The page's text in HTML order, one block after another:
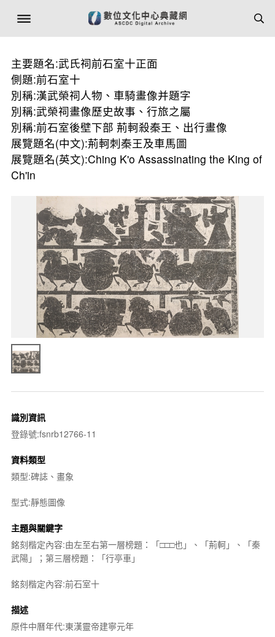
主要題名:武氏祠前石室十正面
側題:前石室十
別稱:漢武榮祠人物、車騎畫像并題字
別稱:武榮祠畫像歷史故事、行旅之屬
別稱:前石室後壁下部 荊軻殺秦王、出行畫像
展覽題名(中文):荊軻刺秦王及車馬圖
展覽題名(英文):Ching K'o Assassinating the King of
Ch'in
識別資訊
登錄號:fsnrb12766-11
資料類型
類型:碑誌、畫象
型式:靜態圖像
主題與關鍵字
銘刻楷定內容:由左至右第一層榜題：「□□□也」、「荊軻」、「秦
武陽」；第三層榜題：「行亭車」
銘刻楷定內容:前石室十
描述
原件中曆年代:東漢靈帝建寧元年